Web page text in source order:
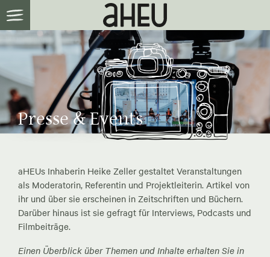
Presse & Events
aHEUs Inhaberin Heike Zeller gestaltet Veranstaltungen
als Moderatorin, Referentin und Projektleiterin. Artikel von
ihr und über sie erscheinen in Zeitschriften und Büchern.
Darüber hinaus ist sie gefragt für Interviews, Podcasts und
Filmbeiträge.
Einen Überblick über Themen und Inhalte erhalten Sie in